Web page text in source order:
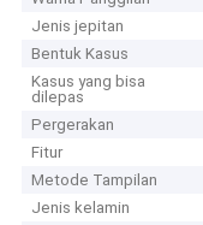
Jenis jepitan
Bentuk Kasus
Kasus yang bisa
dilepas
Pergerakan
Fitur
Metode Tampilan
Jenis kelamin